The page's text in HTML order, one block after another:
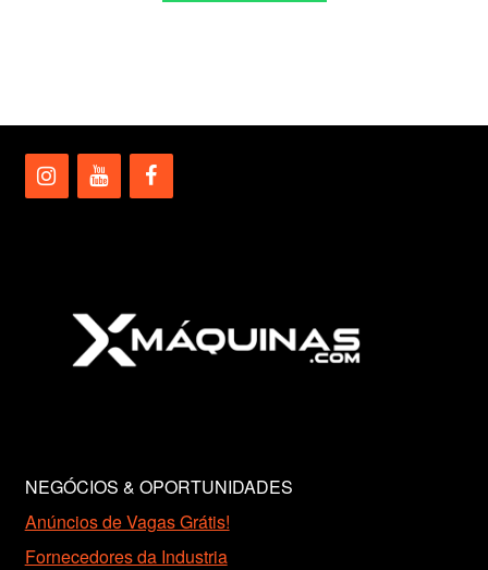
NEGÓCIOS & OPORTUNIDADES
Anúncios de Vagas Grátis!
Fornecedores da Industria